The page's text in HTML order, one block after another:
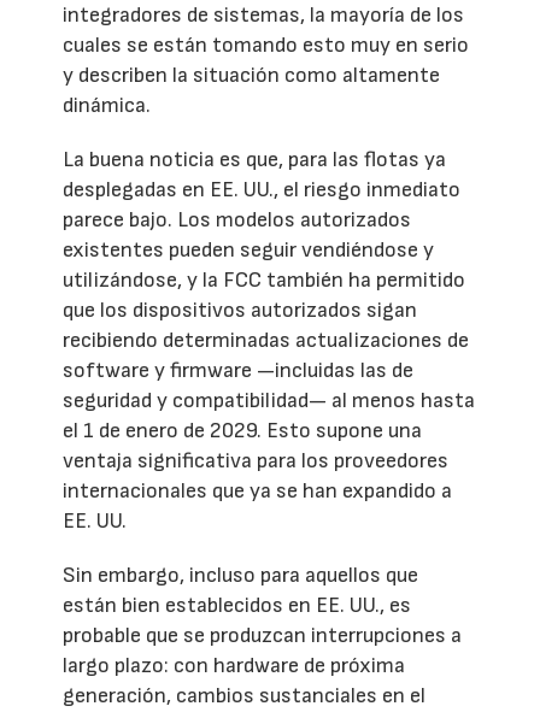
integradores de sistemas, la mayoría de los
cuales se están tomando esto muy en serio
y describen la situación como altamente
dinámica.
La buena noticia es que, para las flotas ya
desplegadas en EE. UU., el riesgo inmediato
parece bajo. Los modelos autorizados
existentes pueden seguir vendiéndose y
utilizándose, y la FCC también ha permitido
que los dispositivos autorizados sigan
recibiendo determinadas actualizaciones de
software y firmware —incluidas las de
seguridad y compatibilidad— al menos hasta
el 1 de enero de 2029. Esto supone una
ventaja significativa para los proveedores
internacionales que ya se han expandido a
EE. UU.
Sin embargo, incluso para aquellos que
están bien establecidos en EE. UU., es
probable que se produzcan interrupciones a
largo plazo: con hardware de próxima
generación, cambios sustanciales en el